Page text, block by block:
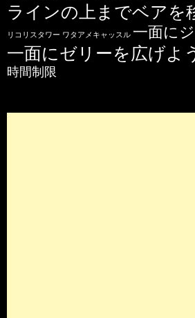
ラインの上までベアを
リコリスタワー ワタアメキャッスル 一面に
一面にゼリーを広げよ
時間制限